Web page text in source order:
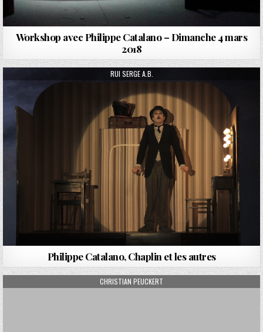
Workshop avec Philippe Catalano – Dimanche 4 mars
2018
AUTHOR:
RUI SERGE A.B.
Philippe Catalano, Chaplin et les autres
AUTHOR:
CHRISTIAN PEUCKERT